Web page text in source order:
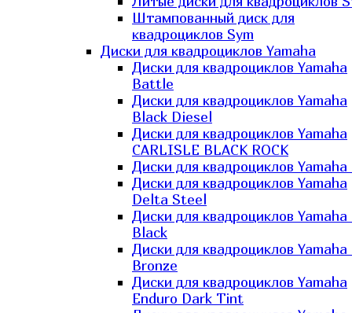
Штампованный диск для
квадроциклов Sym
Диски для квадроциклов Yamaha
Диски для квадроциклов Yamaha
Battle
Диски для квадроциклов Yamaha
Black Diesel
Диски для квадроциклов Yamaha
CARLISLE BLACK ROCK
Диски для квадроциклов Yamaha
Диски для квадроциклов Yamaha
Delta Steel
Диски для квадроциклов
Black
Диски для квадроциклов
Bronze
Диски для квадроциклов Yamaha
Enduro Dark Tint